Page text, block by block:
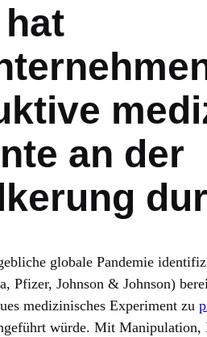
hat
an der
globale Pandemie
Pfizer, Johnson & Johnson)
medizinisches Experiment zu
würde. Mit Manipulation,